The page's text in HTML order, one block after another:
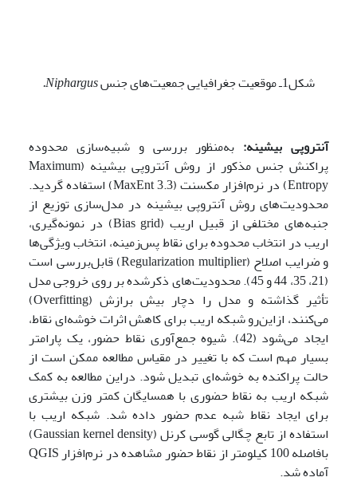
شکل1ـ موقعیت جغرافیایی جمعیت‌های جنس Niphargus
.
آنتروپی بیشینه: به‌منظور بررسی و شبیه‌سازی محدوده
پراکنش جنس مذکور از روش آنتروپی بیشینه (Maximum
Entropy) در نرم‌افزار مکسنت (MaxEnt 3.3) استفاده گردید.
محدودیت‌های روش آنتروپی بیشینه در مدل‌سازی توزیع از
جنبه‌های مختلفی از قبیل اریب (Bias grid) در نمونه‌گیری،
اریب در انتخاب محدوده برای نقاط پس‌زمینه، انتخاب ویژگی‌ها
و ضرایب اصلاح (Regularization multiplier) قابل‌بررسی است
(21، 35، 44 و 45). محدودیت‌های ذکرشده بر روی خروجی مدل
تأثیر گذاشته و مدل را دچار بیش برازش (Overfitting)
می‌کنند، ازاین‌رو شبکه اریب برای کاهش اثرات خوشه‌ای نقاط،
ایجاد می‌شود (42). شیوه جمع‌آوری نقاط حضور، یک پارامتر
بسیار مهم است که با تغییر در مقیاس مطالعه ممکن است از
حالت پراکنده به خوشه‌ای تبدیل ‌شود. دراین مطالعه به کمک
شبکه اریب به نقاط حضوری با همسایگان کمتر وزن بیشتری
برای ایجاد نقاط شبه عدم حضور داده شد. شبکه اریب با
استفاده از تابع چگالی گوسی کرنل (Gaussian kernel density)
بافاصله 100 کیلومتر از نقاط حضور مشاهده در نرم‌افزار QGIS
آماده شد.